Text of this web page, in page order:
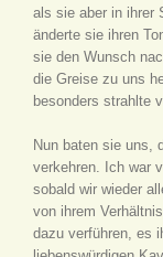
als sie aber in ihrer
änderte sie ihren
sie den Wunsch
die Greise zu uns
besonders strahlte
Nun baten sie uns,
verkehren. Ich war
sobald wir wieder
von ihrem
dazu verführen, es